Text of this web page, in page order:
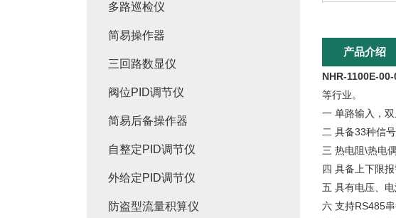
产品介绍
NHR-1100E-
等行业。
一 单路输入，双
二 具备33种信
三 热电阻\热电
四 具备上下限
五 具有电压、电
六 支持RS485
多路巡检仪
简易操作器
三回路数显仪
阀位PID调节仪
简易后备操作器
自整定PID调节仪
外给定PID调节仪
防盗型流量积算仪